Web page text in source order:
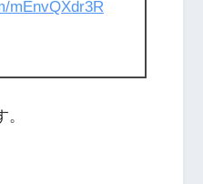
mEnvQXdr3R